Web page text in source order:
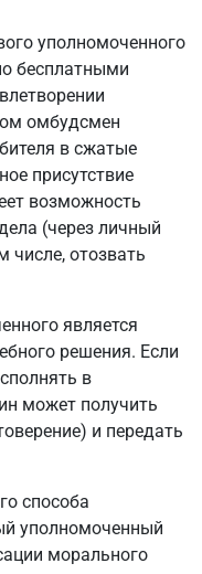
уполномоченного
бесплатными
омбудсмен
в сжатые
присутствие
возможность
(через личный
числе, отозвать
является
решения. Если
в
может получить
и передать
способа
уполномоченный
морального